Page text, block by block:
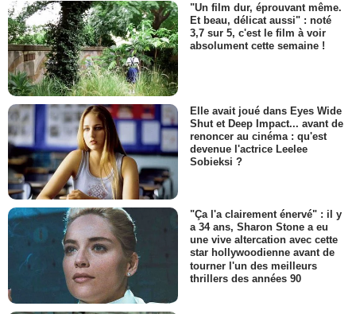
"Un film dur, éprouvant même.
Et beau, délicat aussi" : noté
3,7 sur 5, c'est le film à voir
absolument cette semaine !
Elle avait joué dans Eyes Wide
Shut et Deep Impact... avant de
renoncer au cinéma : qu'est
devenue l'actrice Leelee
Sobieksi ?
"Ça l'a clairement énervé" : il y
a 34 ans, Sharon Stone a eu
une vive altercation avec cette
star hollywoodienne avant de
tourner l'un des meilleurs
thrillers des années 90